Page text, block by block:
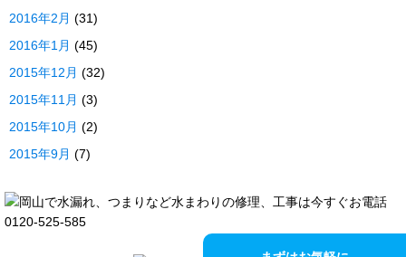
2016年2月 (31)
2016年1月 (45)
2015年12月 (32)
2015年11月 (3)
2015年10月 (2)
2015年9月 (7)